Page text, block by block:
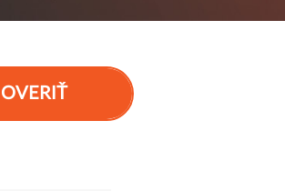
OVERIŤ